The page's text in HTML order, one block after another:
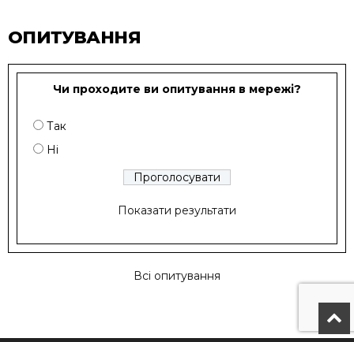
ОПИТУВАННЯ
Чи проходите ви опитування в мережі?
Так
Ні
Показати результати
Всі опитування